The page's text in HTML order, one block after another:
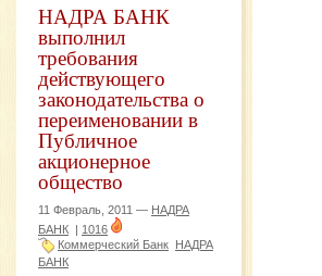
НАДРА БАНК
выполнил
требования
действующего
законодательства о
переименовании в
Публичное
акционерное
общество
11 Февраль, 2011 — НАДРА
БАНК | 1016
Коммерческий Банк НАДРА
БАНК